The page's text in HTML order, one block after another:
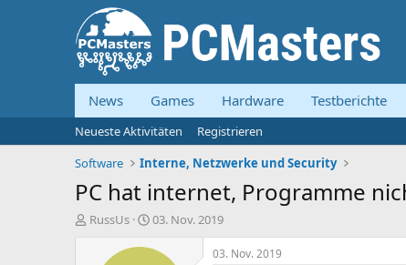
News Games Hardware Testberichte
Neueste Aktivitäten
Registrieren
Software
Interne, Netzwerke und Security
PC hat internet, Programme
E
RussUs
E
s
03. Nov. 2019
03. Nov. 2019